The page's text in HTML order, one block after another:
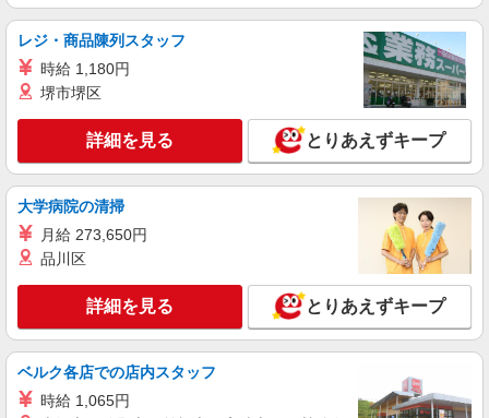
集♪医療行為なし
時給1450円〜2062円 ＜日払い有/週払い有/交
キープ 詳細を見る
株式会社kotrio /●KM-H-2093262
＜熊本市西区＞病院の看護助手＊日払いOK！
時給1450円〜2062円 ＜日払い有/週払い有/交
通費全支給(ガソリン代含む)＞
熊本市西区 熊本駅周辺
キープ
レジ・商品陳列スタッフ
時給 1,180円
堺市堺区
詳細を見る とりあえずキープ
大学病院の清掃
月給 273,650円
品川区
詳細を見る とりあえずキープ
ベルク各店での店内スタッフ
時給 1,065円